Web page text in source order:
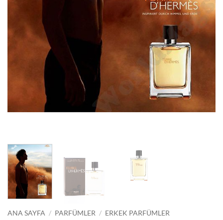
ANA SAYFA / PARFÜMLER / ERKEK PARFÜMLER